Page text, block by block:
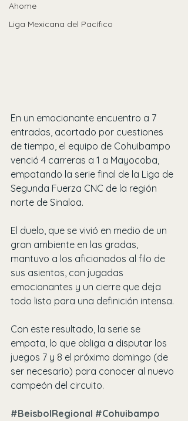
Ahome
Liga Mexicana del Pacífico
En un emocionante encuentro a 7
entradas, acortado por cuestiones
de tiempo, el equipo de Cohuibampo
venció 4 carreras a 1 a Mayocoba,
empatando la serie final de la Liga de
Segunda Fuerza CNC de la región
norte de Sinaloa.
El duelo, que se vivió en medio de un
gran ambiente en las gradas,
mantuvo a los aficionados al filo de
sus asientos, con jugadas
emocionantes y un cierre que deja
todo listo para una definición intensa.
Con este resultado, la serie se
empata, lo que obliga a disputar los
juegos 7 y 8 el próximo domingo (de
ser necesario) para conocer al nuevo
campeón del circuito.
#BeisbolRegional #Cohuibampo